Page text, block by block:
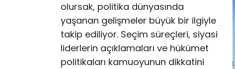
olursak, politika dünyasında
yaşanan gelişmeler büyük bir ilgiyle
takip ediliyor. Seçim süreçleri, siyasi
liderlerin açıklamaları ve hükümet
politikaları kamuoyunun dikkatini